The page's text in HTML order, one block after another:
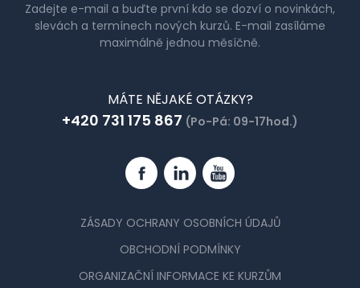
Zadejte e-mail a buďte první kdo se dozví o novinkách,
slevách a termínech nových kurzů. E-mail zasíláme
maximálně jednou měsíčně.
MÁTE NĚJAKÉ OTÁZKY?
+420 731 175 867 (Po-Pá: 09-17hod.)
FacebookLinkedinYouTube
ZÁSADY OCHRANY OSOBNÍCH ÚDAJŮ
OBCHODNÍ PODMÍNKY
ORGANIZAČNÍ INFORMACE KE KURZŮM